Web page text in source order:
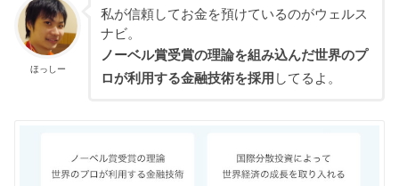
ほっしー
私が信頼してお金を預けているのがウェルス
ナビ。
ノーベル賞受賞の理論を組み込んだ世界のプ
ロが利用する金融技術を採用 してるよ。